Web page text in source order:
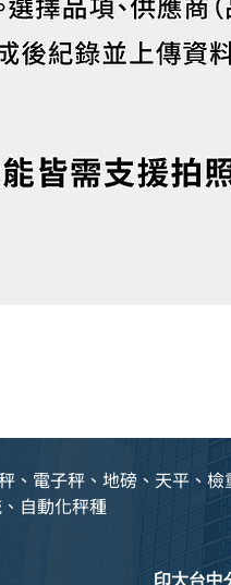
、電子秤、地磅、天平、檢
自動化秤種
印大台中